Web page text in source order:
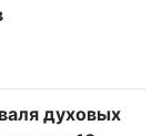
духовых